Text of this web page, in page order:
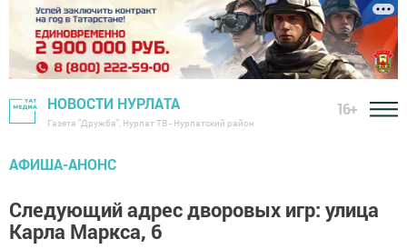
НОВОСТИ НУРЛАТА
Газета "Дружба", Нурлат ТВ - Нурлатский район
16+
АФИША-АНОНС
Следующий адрес дворовых игр: улица
Карла Маркса, 6